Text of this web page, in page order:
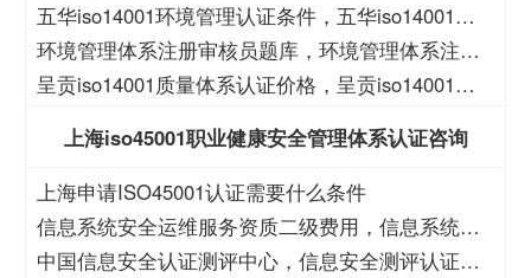
格
五华iso14001环境管理认证条件，五华iso14001环
境管理认证价格
环境管理体系注册审核员题库，环境管理体系注册
审核员考试题库
呈贡iso14001质量体系认证价格，呈贡iso14001质
上海iso45001职业健康安全管理体系认证咨询
上海申请ISO45001认证需要什么条件
信息系统安全运维服务资质二级费用，信息系统安
全运维服务资质二级
中国信息安全认证测评中心，信息安全测评认证中